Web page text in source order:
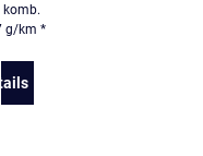
TSI DSG Style Paket
T-Cross 1.0 l TSI DSG
komb.
g/km *
zu Volkswagen T-Cross R-